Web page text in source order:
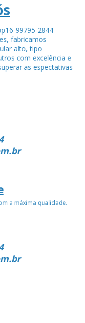
99795-2844
fabricamos
alto, tipo
com excelência e
as espectativas
a máxima qualidade.